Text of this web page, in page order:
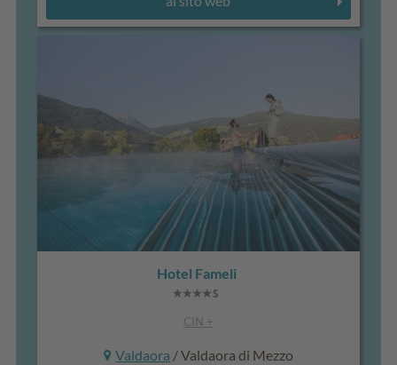
Hotel Fameli
CIN +
Valdaora / Valdaora di Mezzo